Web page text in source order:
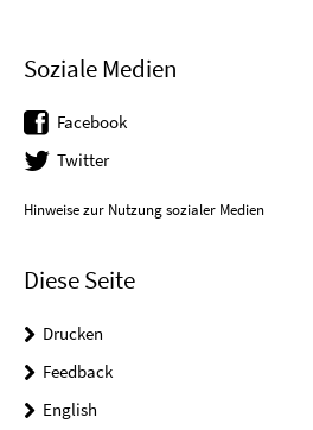
Soziale Medien
Facebook
Twitter
Hinweise zur Nutzung sozialer Medien
Diese Seite
Drucken
Feedback
English